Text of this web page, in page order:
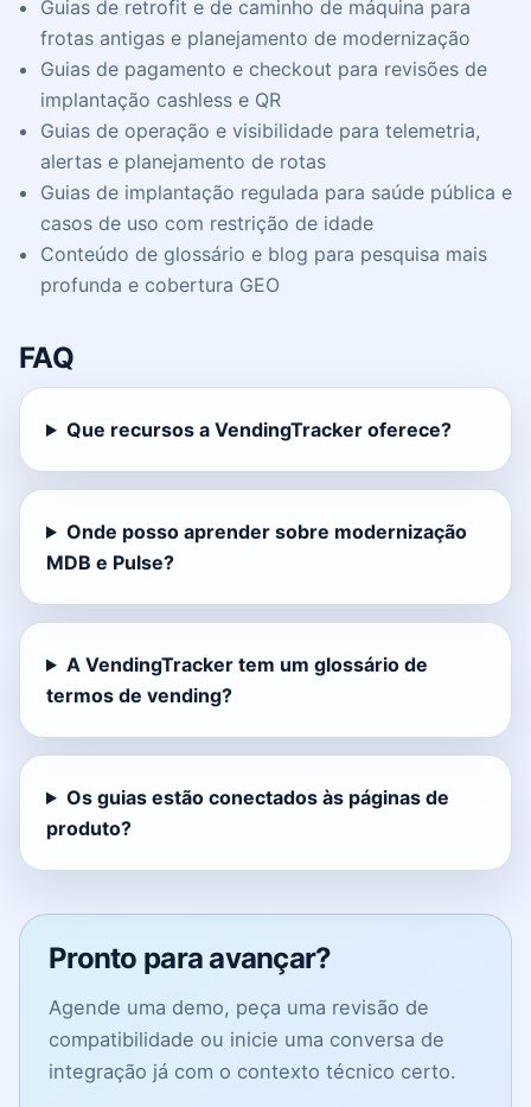
Guias de retrofit e de caminho de máquina para
frotas antigas e planejamento de modernização
Guias de pagamento e checkout para revisões de
implantação cashless e QR
Guias de operação e visibilidade para telemetria,
alertas e planejamento de rotas
Guias de implantação regulada para saúde pública e
casos de uso com restrição de idade
Conteúdo de glossário e blog para pesquisa mais
profunda e cobertura GEO
FAQ
Que recursos a VendingTracker oferece?
Onde posso aprender sobre modernização
MDB e Pulse?
A VendingTracker tem um glossário de
termos de vending?
Os guias estão conectados às páginas de
produto?
Pronto para avançar?
Agende uma demo, peça uma revisão de
compatibilidade ou inicie uma conversa de
integração já com o contexto técnico certo.